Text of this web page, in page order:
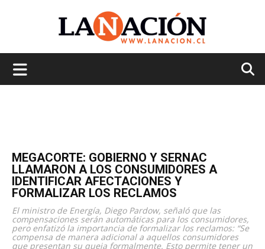
MEGACORTE: GOBIERNO Y SERNAC
LLAMARON A LOS CONSUMIDORES A
IDENTIFICAR AFECTACIONES Y
FORMALIZAR LOS RECLAMOS
El ministro de Energía, Diego Pardow, señaló que las
compensaciones serán automáticas para los consumidores,
pero enfatizó la importancia de formalizar los reclamos: “Se
compensa de manera adicional a aquellos consumidores
que presentan su queja formalmente. Esto permite tener un